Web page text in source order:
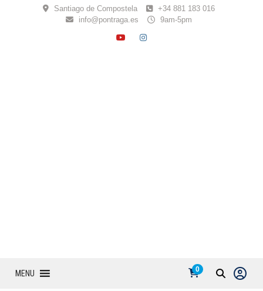
Santiago de Compostela
+34 881 183 016
info@pontraga.es
9am-5pm
YOUTUBE
INSTAGRAM
MENU 0